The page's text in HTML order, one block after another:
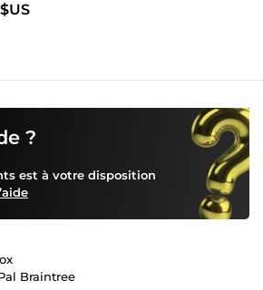
?
est à votre disposition
Braintree